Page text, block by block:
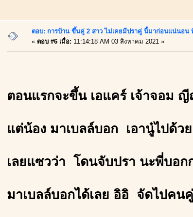
ตอบ: การบ้าน ขึ้นคู่ 2 สาว ไม่เคยมีปราคู่ นี้มาก่อนแน่นอน
« ตอบ #6 เมื่อ: 11:14:18 AM 03 สิงหาคม 2021 »
ตอนแรกจะขึ้น เอแคร์ เจ้าจอม
แต่น้อง มาเบลล์บอก เอานู๋ไปด้วย
เลยแซวว่า โดนจับปรา นะพี่บอก
มาเบลล์บอกได้เลย อิอิ จัดไปคนคู่